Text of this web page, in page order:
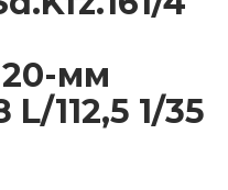
мм
112,5 1/35